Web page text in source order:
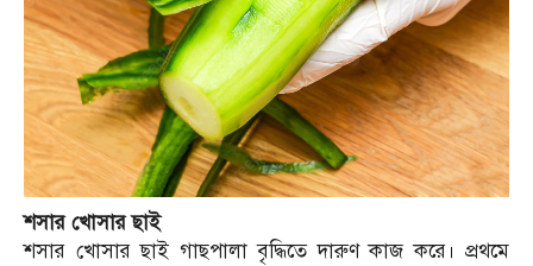
শসার খোসার ছাই
শসার খোসার ছাই গাছপালা বৃদ্ধিতে দারুণ কাজ করে। প্রথমে